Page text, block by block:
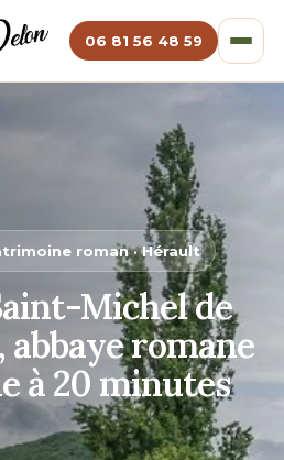
06 81 56 48 59
roman · Hérault
Michel de
romane
à 20 minutes